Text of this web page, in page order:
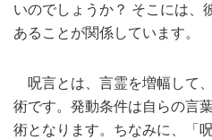
いのでしょうか？ そこには、
あることが関係しています。
呪言とは、言霊を増幅して
術です。発動条件は自らの言
術となります。ちなみに、「